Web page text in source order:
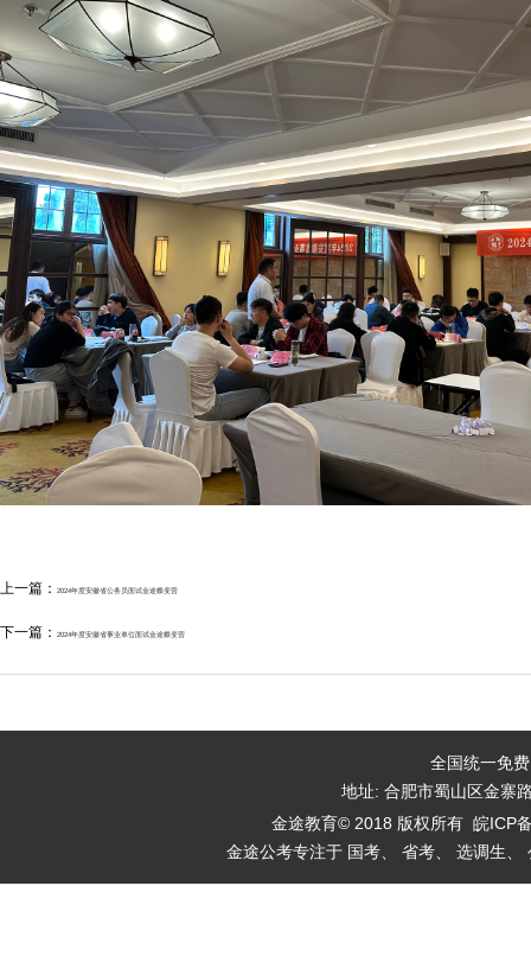
上一篇： 2024年度安徽省公务员面试金途蝶变营
下一篇： 2024年度安徽省事业单位面试金途蝶变营
全国统一免
地址: 合肥市蜀山区金寨
金途教育© 2018 版权所有 皖ICP
金途公考专注于 国考、 省考、 选调生